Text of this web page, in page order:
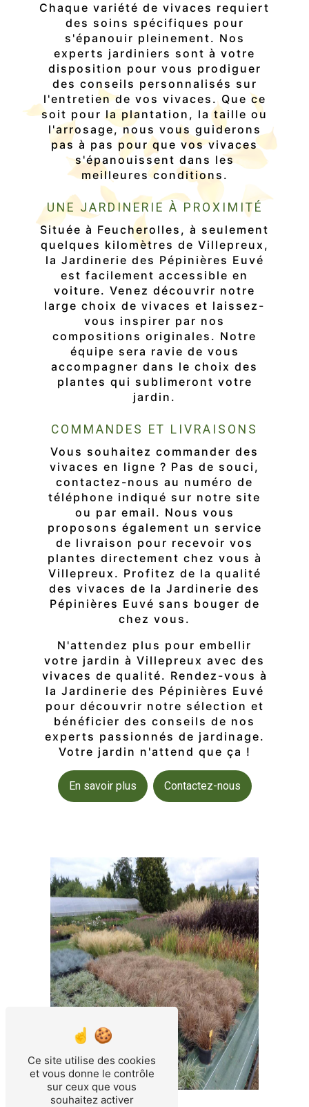
Chaque variété de vivaces requiert
des soins spécifiques pour
s'épanouir pleinement. Nos
experts jardiniers sont à votre
disposition pour vous prodiguer
des conseils personnalisés sur
l'entretien de vos vivaces. Que ce
soit pour la plantation, la taille ou
l'arrosage, nous vous guiderons
pas à pas pour que vos vivaces
s'épanouissent dans les
meilleures conditions.
UNE JARDINERIE À PROXIMITÉ
Située à Feucherolles, à seulement
quelques kilomètres de Villepreux,
la Jardinerie des Pépinières Euvé
est facilement accessible en
voiture. Venez découvrir notre
large choix de vivaces et laissez-
vous inspirer par nos
compositions originales. Notre
équipe sera ravie de vous
accompagner dans le choix des
plantes qui sublimeront votre
jardin.
COMMANDES ET LIVRAISONS
Vous souhaitez commander des
vivaces en ligne ? Pas de souci,
contactez-nous au numéro de
téléphone indiqué sur notre site
ou par email. Nous vous
proposons également un service
de livraison pour recevoir vos
plantes directement chez vous à
Villepreux. Profitez de la qualité
des vivaces de la Jardinerie des
Pépinières Euvé sans bouger de
chez vous.
N'attendez plus pour embellir
votre jardin à Villepreux avec des
vivaces de qualité. Rendez-vous à
la Jardinerie des Pépinières Euvé
pour découvrir notre sélection et
bénéficier des conseils de nos
experts passionnés de jardinage.
Votre jardin n'attend que ça !
En savoir plus Contactez-nous
Ce site utilise des cookies
et vous donne le contrôle
sur ceux que vous
souhaitez activer